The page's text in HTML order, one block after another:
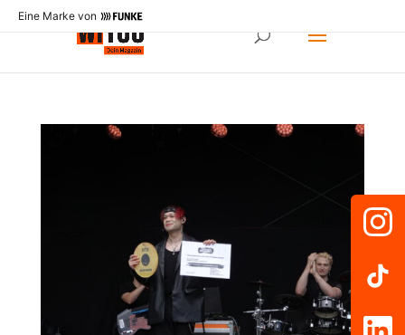
Eine Marke von